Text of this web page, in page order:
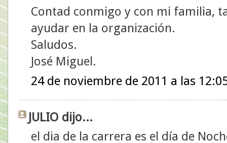
Contad conmigo y con mi familia,
ayudar en la organización.
Saludos.
José Miguel.
24 de noviembre de 2011 a las
JULIO dijo...
el dia de la carrera es el día de